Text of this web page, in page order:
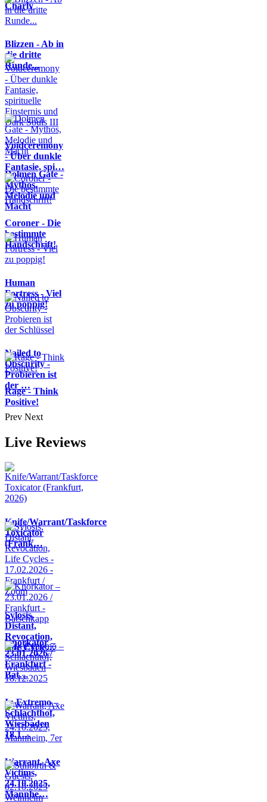
Charly
Blizzen - Ab in
die dritte
Runde...
Voidceremony
- Über dunkle
Fantasie, spi…
Dolmen Gate -
Mythos,
Melodie und
Macht
Coroner - Die
bestimmte
Handschrift!
Human
Fortress - Viel
zu poppig!
Nailed to
Obscurity -
Probieren ist
der …
Rage - Think
Positive!
Prev Next
Live Reviews
Knife/Warrant/Taskforce
Toxicator
(Frank…
Sylosis,
Distant,
Revocation,
Life Cycle…
Knorkator –
23.01.2026 /
Frankfurt -
Bat…
In Extremo –
Schlachthof,
Wiesbaden
18.1…
Warrant, Axe
Victims,
24.10.2025,
Mannhe…